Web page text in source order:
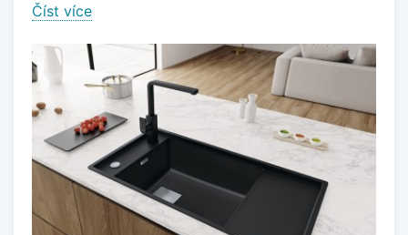
Číst více